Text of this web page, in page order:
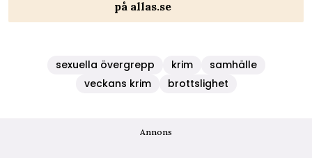
på allas.se
sexuella övergrepp krim
samhälle
veckans krim
brottslighet
Annons